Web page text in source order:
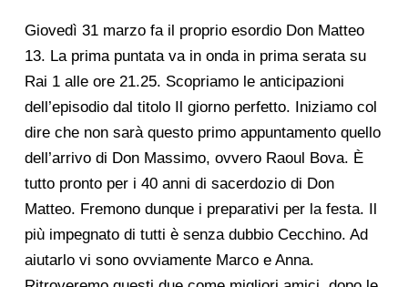
Giovedì 31 marzo fa il proprio esordio Don Matteo
13. La prima puntata va in onda in prima serata su
Rai 1 alle ore 21.25. Scopriamo le anticipazioni
dell’episodio dal titolo Il giorno perfetto. Iniziamo col
dire che non sarà questo primo appuntamento quello
dell’arrivo di Don Massimo, ovvero Raoul Bova. È
tutto pronto per i 40 anni di sacerdozio di Don
Matteo. Fremono dunque i preparativi per la festa. Il
più impegnato di tutti è senza dubbio Cecchino. Ad
aiutarlo vi sono ovviamente Marco e Anna.